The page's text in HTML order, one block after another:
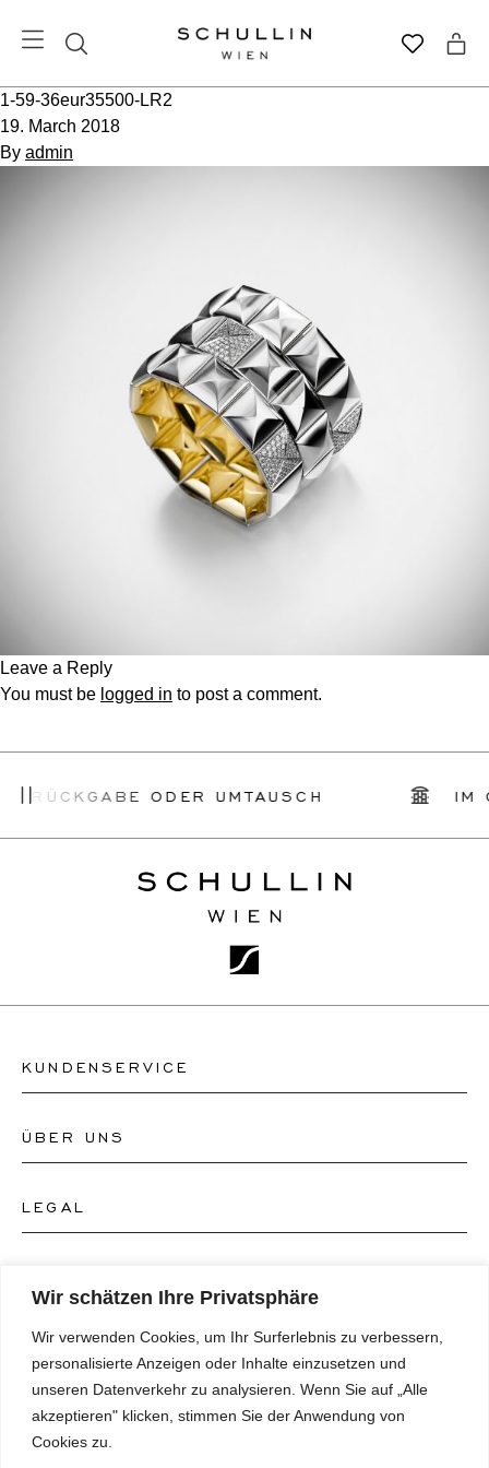
Wir schätzen Ihre Privatsphäre
Wir verwenden Cookies, um Ihr Surferlebnis zu verbessern,
personalisierte Anzeigen oder Inhalte einzusetzen und
unseren Datenverkehr zu analysieren. Wenn Sie auf „Alle
akzeptieren" klicken, stimmen Sie der Anwendung von
Cookies zu.
1-59-36eur35500-LR2
19. March 2018
By admin
Leave a Reply
You must be logged in to post a comment.
RÜCKGABE ODER UMTAUSCH IM
KUNDENSERVICE
Kontakt Uhrengeschäft
ÜBER UNS
Über uns
Magazin
Presse
LEGAL
Datenschutzrichtlinie
Impressum
Barrierefreiheitserklärung
Instagram
Facebook
SPRACHE
Deutsch
NEWSLETTER